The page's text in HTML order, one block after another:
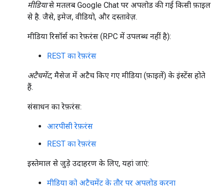
मीडियासे मतलब Google Chat पर अपलोड की गई किसी फ़ाइल
से है. जैसे, इमेज, वीडियो, और दस्तावेज़.
मीडिया रिसॉर्स का रेफ़रंस (RPC में उपलब्ध नहीं है):
REST का रेफ़रंस
अटैचमेंट, मैसेज में अटैच किए गए मीडिया (फ़ाइलें) के इंस्टेंस होते
हैं.
संसाधन का रेफ़रंस:
आरपीसी रेफ़रंस
REST का रेफ़रंस
इस्तेमाल से जुड़े उदाहरण के लिए, यहां जाएं:
मीडिया को अटैचमेंट के तौर पर अपलोड करना